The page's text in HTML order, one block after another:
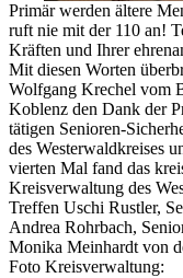
Primär werden ältere
ruft nie mit der 110 an!
Kräften und Ihrer
Mit diesen Worten
Wolfgang Krechel vom
Koblenz den Dank der
tätigen Senioren-
des Westerwaldkreises
vierten Mal fand das
Kreisverwaltung des
Treffen Uschi Rustler,
Andrea Rohrbach,
Monika Meinhardt von
Foto Kreisverwaltung: